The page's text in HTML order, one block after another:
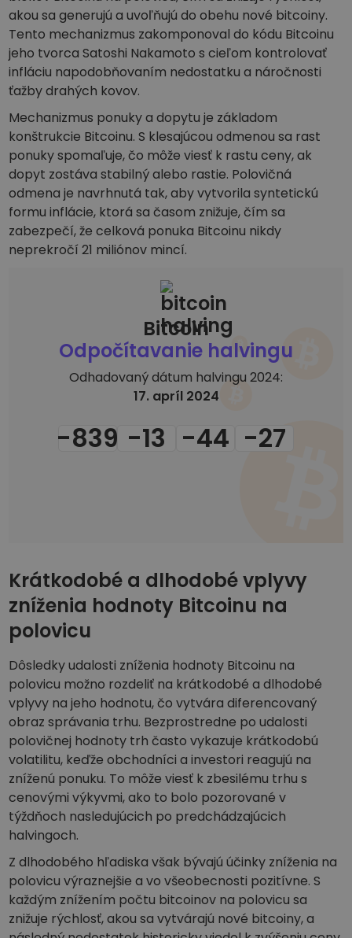
akou sa generujú a uvoľňujú do obehu nové bitcoiny.
Tento mechanizmus zakomponoval do kódu Bitcoinu
jeho tvorca Satoshi Nakamoto s cieľom kontrolovať
infláciu napodobňovaním nedostatku a náročnosti
ťažby drahých kovov.
Mechanizmus ponuky a dopytu je základom
konštrukcie Bitcoinu. S klesajúcou odmenou sa rast
ponuky spomaľuje, čo môže viesť k rastu ceny, ak
dopyt zostáva stabilný alebo rastie. Polovičná
odmena je navrhnutá tak, aby vytvorila syntetickú
formu inflácie, ktorá sa časom znižuje, čím sa
zabezpečí, že celková ponuka Bitcoinu nikdy
neprekročí 21 miliónov mincí.
Bitcoin
Odpočítavanie halvingu
Odhadovaný dátum halvingu 2024:
17. apríl 2024
-839 -13 -44 -27
Krátkodobé a dlhodobé vplyvy
zníženia hodnoty Bitcoinu na
polovicu
Dôsledky udalosti zníženia hodnoty Bitcoinu na
polovicu možno rozdeliť na krátkodobé a dlhodobé
vplyvy na jeho hodnotu, čo vytvára diferencovaný
obraz správania trhu. Bezprostredne po udalosti
polovičnej hodnoty trh často vykazuje krátkodobú
volatilitu, keďže obchodníci a investori reagujú na
zníženú ponuku. To môže viesť k zbesilému trhu s
cenovými výkyvmi, ako to bolo pozorované v
týždňoch nasledujúcich po predchádzajúcich
halvingoch.
Z dlhodobého hľadiska však bývajú účinky zníženia na
polovicu výraznejšie a vo všeobecnosti pozitívne. S
každým znížením počtu bitcoinov na polovicu sa
znižuje rýchlosť, akou sa vytvárajú nové bitcoiny, a